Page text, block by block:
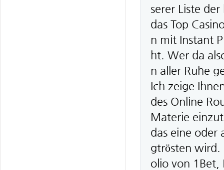
serer Liste
das Top
n mit Instant
ht. Wer da
n aller Ruhe
Ich zeige
des Online
Materie
das eine oder
gtrösten wird.
olio von 1Bet,